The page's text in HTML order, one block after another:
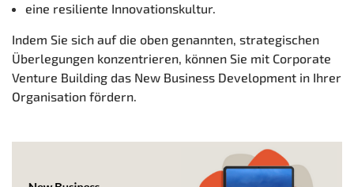
eine resiliente Innovationskultur.
Indem Sie sich auf die oben genannten, strategischen
Überlegungen konzentrieren, können Sie mit Corporate
Venture Building das New Business Development in Ihrer
Organisation fördern.